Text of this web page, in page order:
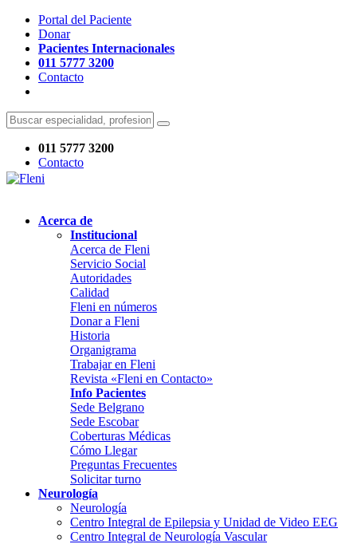
Portal del Paciente
Donar
Pacientes Internacionales
011 5777 3200
Contacto
011 5777 3200
Contacto
Acerca de
Institucional
Acerca de Fleni
Servicio Social
Autoridades
Calidad
Fleni en números
Donar a Fleni
Historia
Organigrama
Trabajar en Fleni
Revista «Fleni en Contacto»
Info Pacientes
Sede Belgrano
Sede Escobar
Coberturas Médicas
Cómo Llegar
Preguntas Frecuentes
Solicitar turno
Neurología
Neurología
Centro Integral de Epilepsia y Unidad de Video EEG
Centro Integral de Neurología Vascular